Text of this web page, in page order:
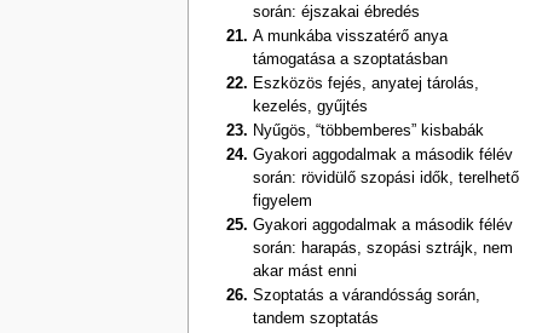
során: éjszakai ébredés
A munkába visszatérő anya
támogatása a szoptatásban
Eszközös fejés, anyatej tárolás,
kezelés, gyűjtés
Nyűgös, “többemberes” kisbabák
Gyakori aggodalmak a második félév
során: rövidülő szopási idők, terelhető
figyelem
Gyakori aggodalmak a második félév
során: harapás, szopási sztrájk, nem
akar mást enni
Szoptatás a várandósság során,
tandem szoptatás